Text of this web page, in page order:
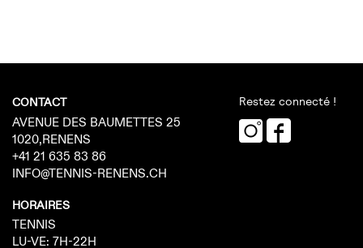
CONTACT
AVENUE DES BAUMETTES 25
1020,RENENS
+41 21 635 83 86
INFO@TENNIS-RENENS.CH
Restez connecté !
HORAIRES
TENNIS
LU-VE: 7H-22H